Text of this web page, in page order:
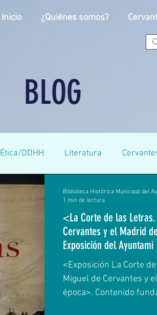
Inicio ¿Quiénes somos?
BLOG
Ética/DDHH Literatura
Universitaria Primaria
<La Corte de las
Cervantes y el Madrid
Exposición del Ayuntami
<Exposición La Corte
Miguel de Cervantes y
época>. Contenido
Biblioteca Histórica Municipal del
1 min de lectura